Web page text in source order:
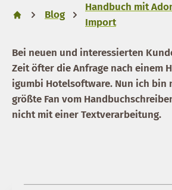
Blog
Handbuch mit
Import
Bei neuen und interessierten
Zeit öfter die Anfrage nach einem
igumbi Hotelsoftware. Nun ich bin
größte Fan vom
nicht mit einer Textverarbeitung.